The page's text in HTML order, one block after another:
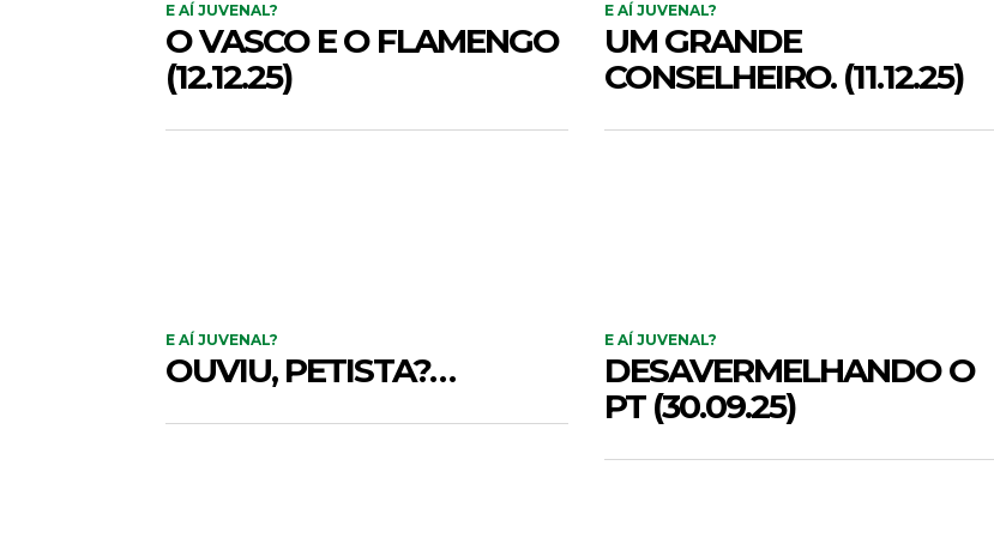
E AÍ JUVENAL?
O VASCO E O FLAMENGO
(12.12.25)
E AÍ JUVENAL?
UM GRANDE
CONSELHEIRO. (11.12.25)
E AÍ JUVENAL?
OUVIU, PETISTA?…
E AÍ JUVENAL?
DESAVERMELHANDO O
PT (30.09.25)